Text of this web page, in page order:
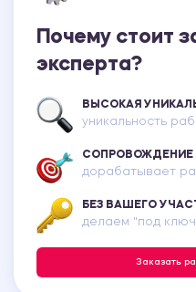
Почему стоит
эксперта?
ВЫСОКАЯ
уникальность
СОПРОВОЖДЕНИЕ
дорабатывает
БЕЗ ВАШЕГО
делаем "под
Заказать